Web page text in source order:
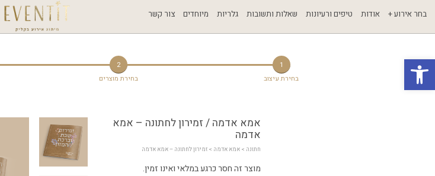
פתח סרגל נגישות
בחר אירוע + אודות טיפים ורעיונות שאלות ותשובות גלריות מיוחדים צור קשר
1
בחירת עיצוב
2
בחירת מוצרים
אמא אדמה / זמירון לחתונה – אמא
אדמה
חתונה > אמא אדמה > זמירון לחתונה – אמא אדמה
מוצר זה חסר כרגע במלאי ואינו זמין.